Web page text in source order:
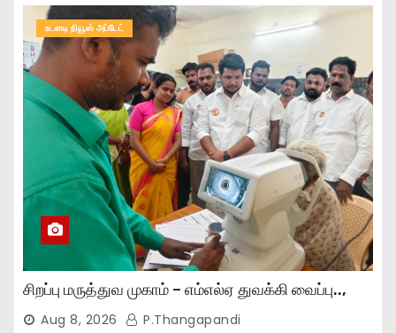
உடனடி நியூஸ் அப்டேட்
சிறப்பு மருத்துவ முகாம் – எம்எல்ஏ துவக்கி வைப்பு..,
Aug 8, 2026 P.Thangapandi